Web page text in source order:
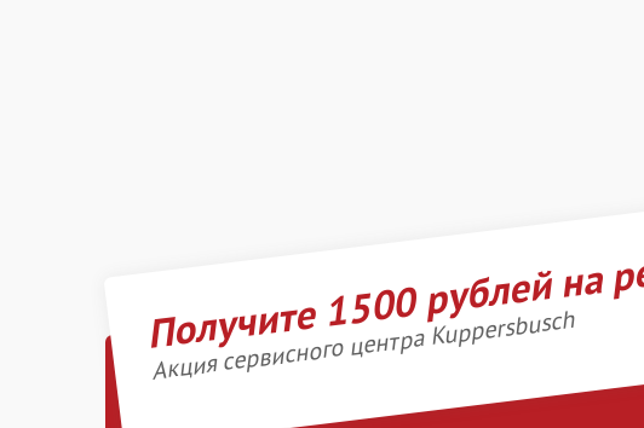
Получите 1500 рублей на
Акция сервисного центра Kuppersbusch